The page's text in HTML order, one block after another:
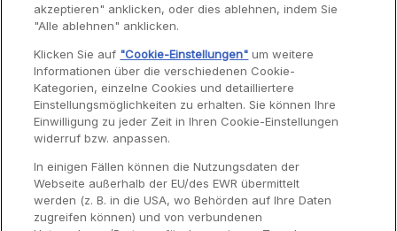
Garantie
Reparaturen
Bedienungsanleitungen
Häufig gestellte Fragen
Kontaktseite
akzeptieren" anklicken, oder dies ablehnen, indem Sie
"Alle ablehnen" anklicken.
Klicken Sie auf "Cookie-Einstellungen" um weitere
Informationen über die verschiedenen Cookie-
Kategorien, einzelne Cookies und detailliertere
Einstellungsmöglichkeiten zu erhalten. Sie können Ihre
Einwilligung zu jeder Zeit in Ihren Cookie-Einstellungen
widerruf bzw. anpassen.
In einigen Fällen können die Nutzungsdaten der
Webseite außerhalb der EU/des EWR übermittelt
werden (z. B. in die USA, wo Behörden auf Ihre Daten
zugreifen können) und von verbundenen